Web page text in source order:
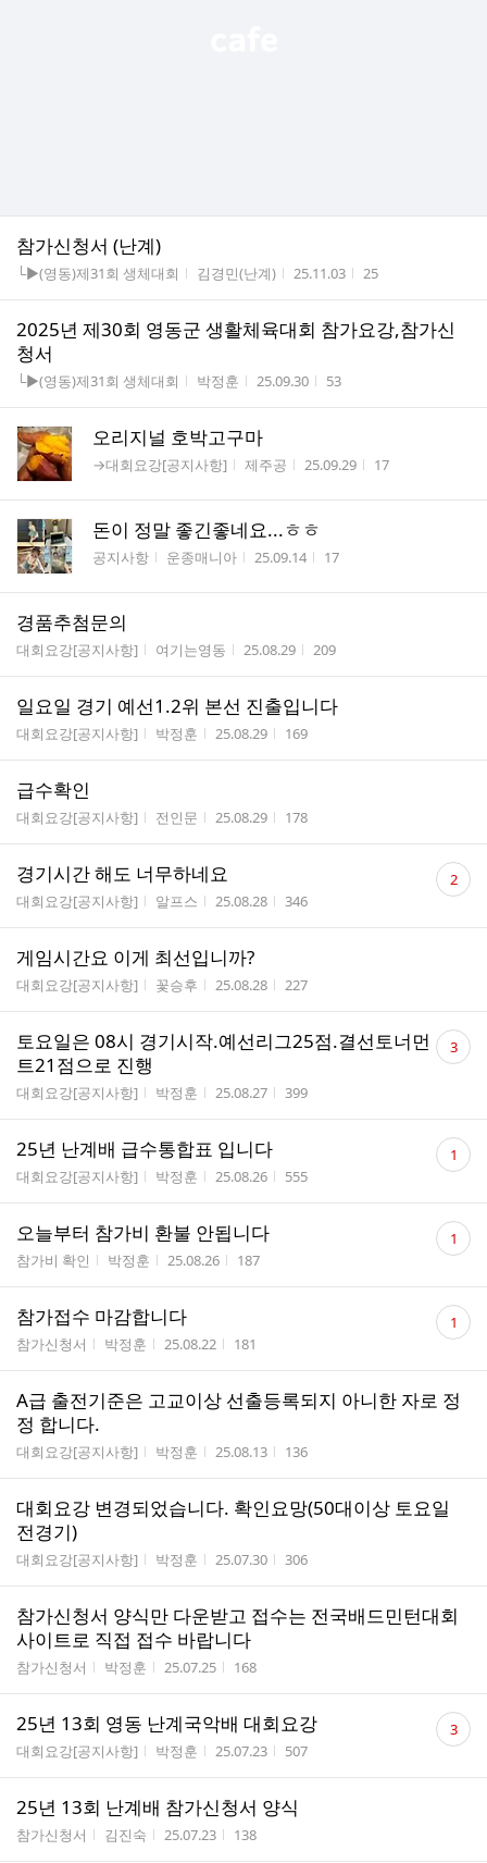
참가신청서 (난계)
게시판명
└▶(영동)제31회 생체대회 작성자
김경민(난계) 작성시간
25.11.03 조회수
25
2025년 제30회 영동군 생활체육대회 참가요강,참가신
청서
게시판명
└▶(영동)제31회 생체대회 작성자
박정훈 작성시간
25.09.30 조회수
53
오리지널 호박고구마
게시판명
→대회요강[공지사항] 작성자
제주공 작성시간
25.09.29 조회수
17
돈이 정말 좋긴좋네요...ㅎㅎ
게시판명
공지사항 작성자
운종매니아 작성시간
25.09.14 조회수
17
경품추첨문의
게시판명
대회요강[공지사항] 작성자
여기는영동 작성시간
25.08.29 조회수
209
일요일 경기 예선1.2위 본선 진출입니다
게시판명
대회요강[공지사항] 작성자
박정훈 작성시간
25.08.29 조회수
169
급수확인
게시판명
대회요강[공지사항] 작성자
전인문 작성시간
25.08.29 조회수
178
경기시간 해도 너무하네요
게시판명
대회요강[공지사항] 작성자
알프스 작성시간
25.08.28 조회수
346
댓
글 2
게임시간요 이게 최선입니까?
게시판명
대회요강[공지사항] 작성자
꽃승후 작성시간
25.08.28 조회수
227
토요일은 08시 경기시작.예선리그25점.결선토너먼
트21점으로 진행
게시판명
대회요강[공지사항] 작성자
박정훈 작성시간
25.08.27 조회수
399
댓
글 3
25년 난계배 급수통합표 입니다
게시판명
대회요강[공지사항] 작성자
박정훈 작성시간
25.08.26 조회수
555
댓
글 1
오늘부터 참가비 환불 안됩니다
게시판명
참가비 확인 작성자
박정훈 작성시간
25.08.26 조회수
187
댓
글 1
참가접수 마감합니다
게시판명
참가신청서 작성자
박정훈 작성시간
25.08.22 조회수
181
댓
글 1
A급 출전기준은 고교이상 선출등록되지 아니한 자로 정
정 합니다.
게시판명
대회요강[공지사항] 작성자
박정훈 작성시간
25.08.13 조회수
136
대회요강 변경되었습니다. 확인요망(50대이상 토요일
전경기)
게시판명
대회요강[공지사항] 작성자
박정훈 작성시간
25.07.30 조회수
306
참가신청서 양식만 다운받고 접수는 전국배드민턴대회
사이트로 직접 접수 바랍니다
게시판명
참가신청서 작성자
박정훈 작성시간
25.07.25 조회수
168
25년 13회 영동 난계국악배 대회요강
게시판명
대회요강[공지사항] 작성자
박정훈 작성시간
25.07.23 조회수
507
댓
글 3
25년 13회 난계배 참가신청서 양식
게시판명
참가신청서 작성자
김진숙 작성시간
25.07.23 조회수
138